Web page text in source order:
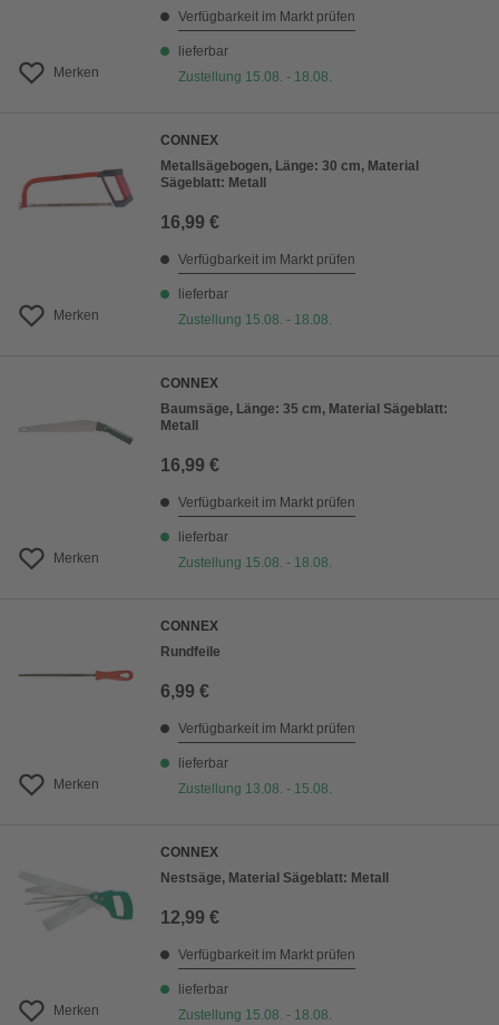
Merken
Verfügbarkeit im Markt prüfen
lieferbar
Zustellung 15.08. - 18.08.
Merken
CONNEX
Metallsägebogen, Länge: 30 cm, Material
Sägeblatt: Metall
16,99 €
Verfügbarkeit im Markt prüfen
lieferbar
Zustellung 15.08. - 18.08.
Merken
CONNEX
Baumsäge, Länge: 35 cm, Material Sägeblatt:
Metall
16,99 €
Verfügbarkeit im Markt prüfen
lieferbar
Zustellung 15.08. - 18.08.
Merken
CONNEX
Rundfeile
6,99 €
Verfügbarkeit im Markt prüfen
lieferbar
Zustellung 13.08. - 15.08.
Merken
CONNEX
Nestsäge, Material Sägeblatt: Metall
12,99 €
Verfügbarkeit im Markt prüfen
lieferbar
Zustellung 15.08. - 18.08.